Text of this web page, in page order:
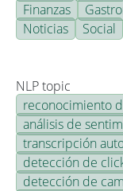
Finanzas
Noticias
Social
NLP topic
reconocimiento
análisis de
transcripción
detección de
detección de